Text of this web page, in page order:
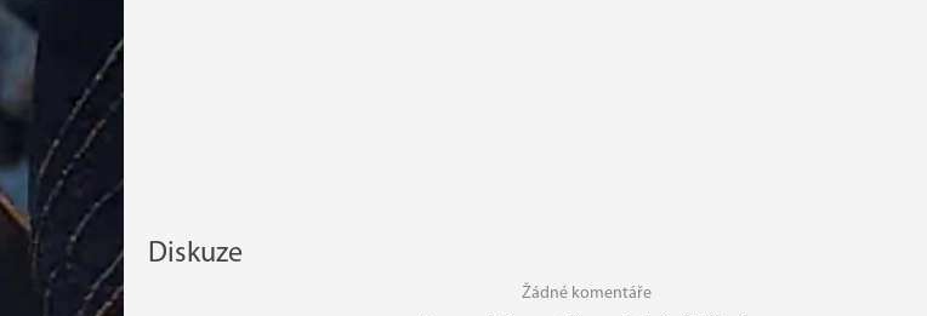
Diskuze
Žádné komentáře